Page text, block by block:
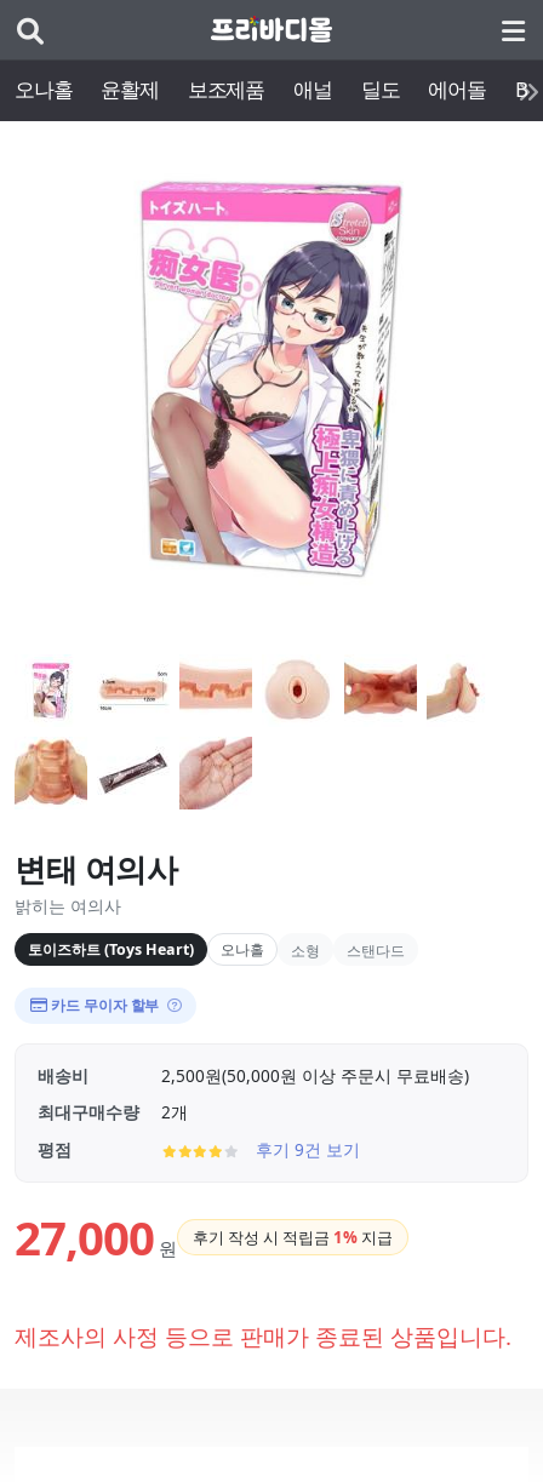
오나홀 윤활제 보조제품 애널 딜도 에어돌
변태 여의사
밝히는 여의사
토이즈하트 (Toys Heart) 오나홀 소형 스탠다드
카드 무이자 할부
배송비
2,500원(50,000원 이상 주문시 무료배송)
최대구매수량
2개
평점
후기 9건 보기
27,000 원 후기 작성 시 적립금 1% 지급
제조사의 사정 등으로 판매가 종료된 상품입니다.